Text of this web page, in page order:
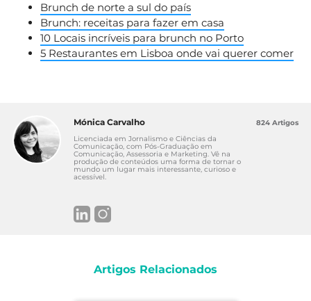
Brunch de norte a sul do país
Brunch: receitas para fazer em casa
10 Locais incríveis para brunch no Porto
5 Restaurantes em Lisboa onde vai querer comer
Mónica Carvalho
Licenciada em Jornalismo e Ciências da
Comunicação, com Pós-Graduação em
Comunicação, Assessoria e Marketing. Vê na
produção de conteúdos uma forma de tornar o
mundo um lugar mais interessante, curioso e
acessível.
824 Artigos
Artigos Relacionados